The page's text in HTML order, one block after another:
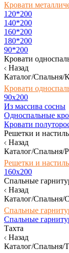
Кровати
120*200
140*200
160*200
180*200
90*200
Кровати
Назад
Каталог/Спальня/
Кровати
90х200
Из массива сосны
Односпальные
Кровати
Решетки и
Назад
Каталог/Спальня/
Решетки и
160х200
Спальные
Назад
Каталог/Спальня/
Спальные
Спальные
Тахта
Назад
Каталог/Спальня/